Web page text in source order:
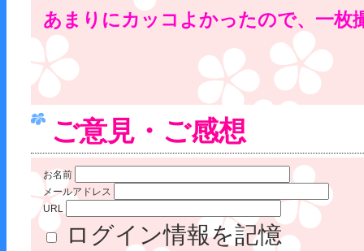
あまりにカッコよかったので、一枚
ご意見・ご感想
お名前
メールアドレス
URL
ログイン情報を記憶